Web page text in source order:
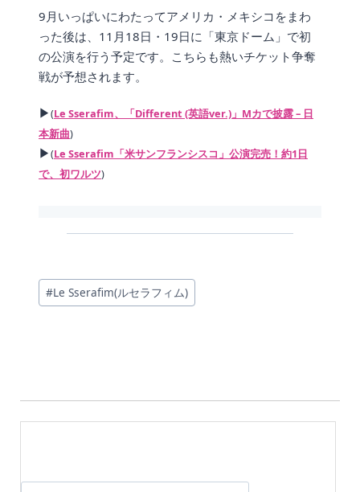
9月いっぱいにわたってアメリカ・メキシコをまわ
った後は、11月18日・19日に「東京ドーム」で初
の公演を行う予定です。こちらも熱いチケット争奪
戦が予想されます。
▶(Le Sserafim、「Different (英語ver.)」Mカで披露 – 日
本新曲)
▶(Le Sserafim「米サンフランシスコ」公演完売！約1日
で、初ワルツ)
投
稿
#Le Sserafim(ルセラフィム)